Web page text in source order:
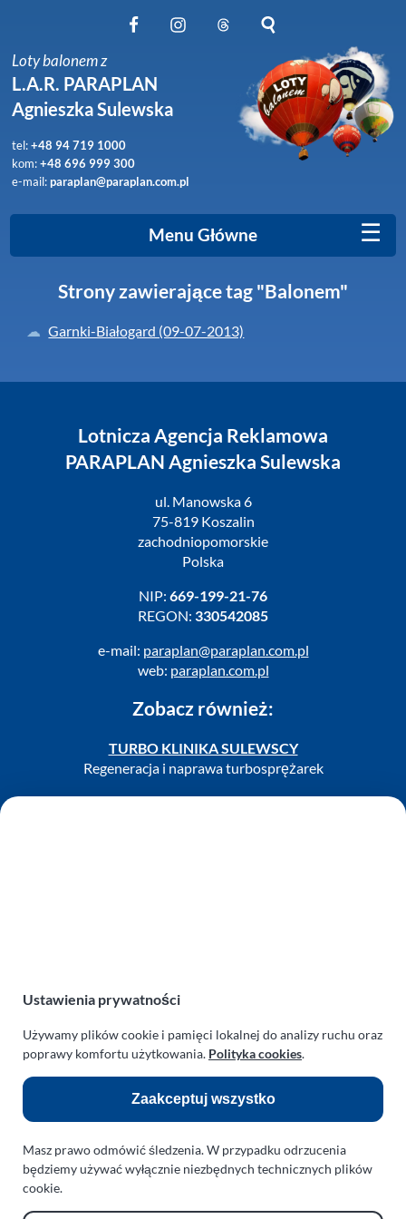
Obserwuj nas na Instagram
Obserwuj nas na Threads
Szukaj na stronie
Loty balonem z
L.A.R. PARAPLAN
Agnieszka Sulewska
tel:+48 94 719 1000
kom:+48 696 999 300
e-mail:paraplan@paraplan.com.pl
Menu Główne ☰
Strony zawierające tag "Balonem"
Garnki-Białogard (09-07-2013)
Lotnicza Agencja Reklamowa
PARAPLAN Agnieszka Sulewska
ul. Manowska 6
75-819 Koszalin
zachodniopomorskie
Polska
NIP: 669-199-21-76
REGON: 330542085
e-mail: paraplan@paraplan.com.pl
web: paraplan.com.pl
Zobacz również:
TURBO KLINIKA SULEWSCY
Regeneracja i naprawa turbosprężarek
AUTO SERWIS SULEWSCY
Odnośniki:
Flight Operations Consulting
Bolling Modellballone
Motopark Koszalin
Rodzina Wolarków
Ustawienia prywatności
Używamy plików cookie i pamięci lokalnej do analizy ruchu oraz
poprawy komfortu użytkowania. Polityka cookies.
Zaakceptuj wszystko
Masz prawo odmówić śledzenia. W przypadku odrzucenia
będziemy używać wyłącznie niezbędnych technicznych plików
cookie.